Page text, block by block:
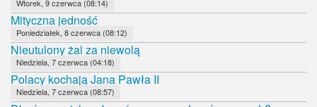
Wtorek, 9 czerwca (08:14)
Mityczna jedność
Poniedziałek, 8 czerwca (08:12)
Nieutulony żal za niewolą
Niedziela, 7 czerwca (04:18)
Polacy kochają Jana Pawła II
Niedziela, 7 czerwca (08:57)